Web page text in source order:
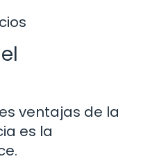
ventajas de la
es la